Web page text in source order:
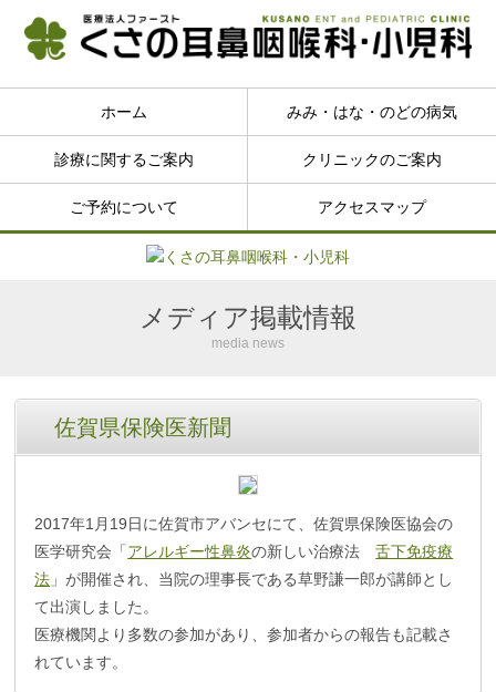
ホーム みみ・はな・のどの病気
診療に関するご案内 クリニックのご案内
ご予約について アクセスマップ
メディア掲載情報
media news
佐賀県保険医新聞
2017年1月19日に佐賀市アバンセにて、佐賀県保険医協会の
医学研究会「 アレルギー性鼻炎の新しい治療法舌下免疫療
法 」が開催され、当院の理事長である草野謙一郎が講師とし
て出演しました。
医療機関より多数の参加があり、参加者からの報告も記載さ
れています。